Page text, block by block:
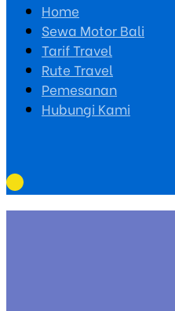
Home
Sewa Motor Bali
Tarif Travel
Rute Travel
Pemesanan
Hubungi Kami